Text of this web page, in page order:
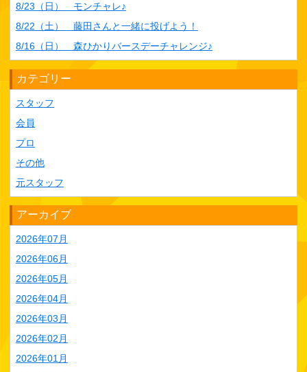
8/23（日） モンチャレ♪
8/22（土） 藤田さんと一緒に投げよう！
8/16（日） 森ひかりバースデーチャレンジ♪
カテゴリー
スタッフ
会員
プロ
その他
元スタッフ
アーカイブ
2026年07月
2026年06月
2026年05月
2026年04月
2026年03月
2026年02月
2026年01月